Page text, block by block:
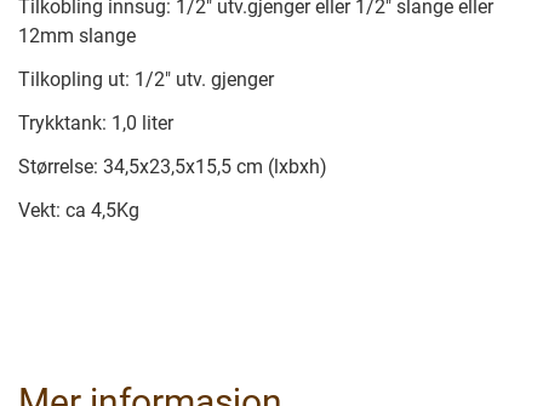
Tilkobling innsug: 1/2" utv.gjenger eller 1/2" slange eller
12mm slange
Tilkopling ut: 1/2" utv. gjenger
Trykktank: 1,0 liter
Størrelse: 34,5x23,5x15,5 cm (lxbxh)
Vekt: ca 4,5Kg